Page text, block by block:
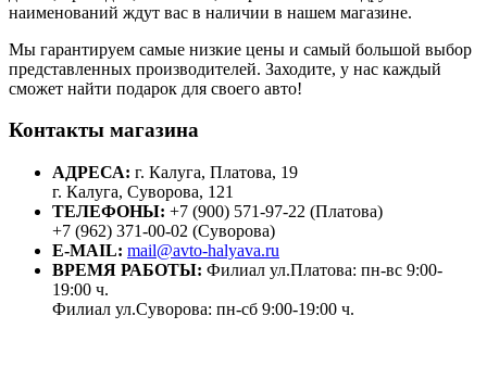
наименований ждут вас в наличии в нашем магазине.
Мы гарантируем самые низкие цены и самый большой выбор
представленных производителей. Заходите, у нас каждый
сможет найти подарок для своего авто!
Контакты магазина
АДРЕСА: г. Калуга, Платова, 19
г. Калуга, Суворова, 121
ТЕЛЕФОНЫ: +7 (900) 571-97-22 (Платова)
+7 (962) 371-00-02 (Суворова)
E-MAIL: mail@avto-halyava.ru
ВРЕМЯ РАБОТЫ: Филиал ул.Платова: пн-вс 9:00-
19:00 ч.
Филиал ул.Суворова: пн-сб 9:00-19:00 ч.